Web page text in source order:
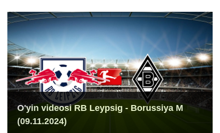
O'yin videosi RB Leypsig - Borussiya M
(09.11.2024)